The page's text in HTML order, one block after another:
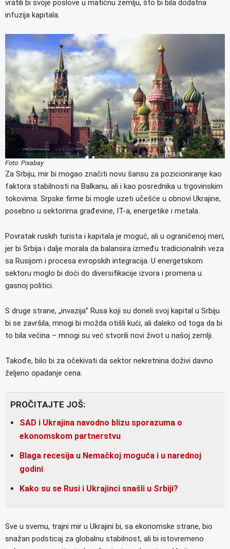
vratili bi svoje poslove u matičnu zemlju, što bi bila dodatna
infuzija kapitala.
Foto: Pixabay
Za Srbiju, mir bi mogao značiti novu šansu za pozicioniranje kao
faktora stabilnosti na Balkanu, ali i kao posrednika u trgovinskim
tokovima. Srpske firme bi mogle uzeti učešće u obnovi Ukrajine,
posebno u sektorima građevine, IT-a, energetike i metala.
Povratak ruskih turista i kapitala je moguć, ali u ograničenoj meri,
jer bi Srbija i dalje morala da balansira između tradicionalnih veza
sa Rusijom i procesa evropskih integracija. U energetskom
sektoru moglo bi doći do diversifikacije izvora i promena u
gasnoj politici.
S druge strane, „invazija” Rusa koji su doneli svoj kapital u Srbiju
bi se završila, mnogi bi možda otišli kući, ali daleko od toga da bi
to bila većina – mnogi su već stvorili novi život u našoj zemlji.
Takođe, bilo bi za očekivati da sektor nekretnina doživi davno
željeno opadanje cena.
PROČITAJTE JOŠ:
SAD i Ukrajina navodno blizu sporazuma o
ekonomskom partnerstvu
Blaga recesija u Nemačkoj moguća i u narednoj
godini
Kako su se Rusi i Ukrajinci snašli u Srbiji?
Sve u svemu, trajni mir u Ukrajini bi, sa ekonomske strane, bio
snažan podsticaj za globalnu stabilnost, ali bi istovremeno